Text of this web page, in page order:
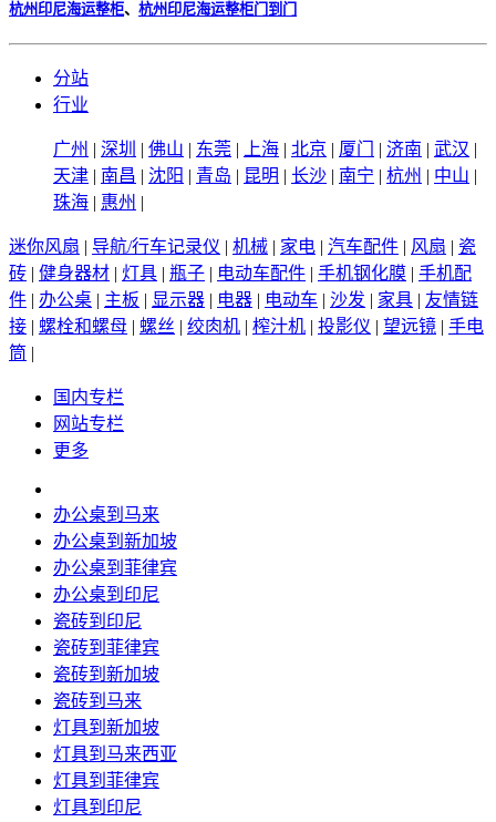
杭州印尼海运整柜、 杭州印尼海运整柜门到门
分站
行业
广州 | 深圳 | 佛山 | 东莞 | 上海 | 北京 | 厦门 | 济南 | 武汉 |
天津 | 南昌 | 沈阳 | 青岛 | 昆明 | 长沙 | 南宁 | 杭州 | 中山 |
珠海 | 惠州 |
迷你风扇 | 导航/行车记录仪 | 机械 | 家电 | 汽车配件 | 风扇 | 瓷
砖 | 健身器材 | 灯具 | 瓶子 | 电动车配件 | 手机钢化膜 | 手机配
件 | 办公桌 | 主板 | 显示器 | 电器 | 电动车 | 沙发 | 家具 | 友情链
接 | 螺栓和螺母 | 螺丝 | 绞肉机 | 榨汁机 | 投影仪 | 望远镜 | 手电
筒 |
国内专栏
网站专栏
更多
办公桌到马来
办公桌到新加坡
办公桌到菲律宾
办公桌到印尼
瓷砖到印尼
瓷砖到菲律宾
瓷砖到新加坡
瓷砖到马来
灯具到新加坡
灯具到马来西亚
灯具到菲律宾
灯具到印尼